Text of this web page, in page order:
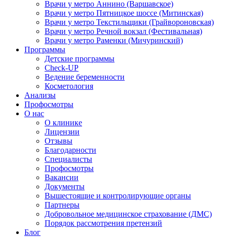
Врачи у метро Аннино (Варшавское)
Врачи у метро Пятницкое шоссе (Митинская)
Врачи у метро Текстильщики (Грайвороновская)
Врачи у метро Речной вокзал (Фестивальная)
Врачи у метро Раменки (Мичуринский)
Программы
Детские программы
Check-UP
Ведение беременности
Косметология
Анализы
Профосмотры
О нас
О клинике
Лицензии
Отзывы
Благодарности
Специалисты
Профосмотры
Вакансии
Документы
Вышестоящие и контролирующие органы
Партнеры
Добровольное медицинское страхование (ДМС)
Порядок рассмотрения претензий
Блог